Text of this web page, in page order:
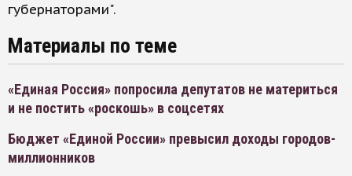
губернаторами".
Материалы по теме
«Единая Россия» попросила депутатов не материться
и не постить «роскошь» в соцсетях
Бюджет «Единой России» превысил доходы городов-
миллионников